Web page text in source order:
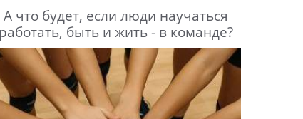
А что будет, если люди научаться
работать, быть и жить - в команде?